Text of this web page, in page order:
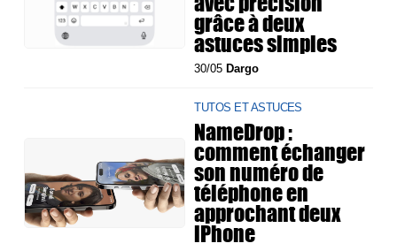
grâce à deux
astuces simples
30/05 Dargo
TUTOS ET ASTUCES
NameDrop :
comment échanger
son numéro de
téléphone en
approchant deux
iPhone